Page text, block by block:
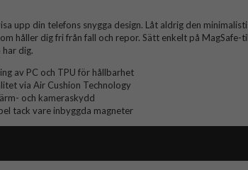
upp din telefons snygga design. Låt aldrig den
håller dig fri från fall och repor. Sätt enkelt på MagSafe-
dig.
av PC och TPU för hållbarhet
via Air Cushion Technology
och kameraskydd
tack vare inbyggda magneter